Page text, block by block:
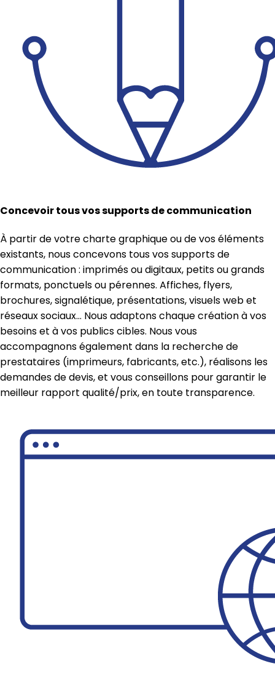
Concevoir tous vos supports de communication
À partir de votre charte graphique ou de vos éléments
existants, nous concevons tous vos supports de
communication : imprimés ou digitaux, petits ou grands
formats, ponctuels ou pérennes. Affiches, flyers,
brochures, signalétique, présentations, visuels web et
réseaux sociaux… Nous adaptons chaque création à vos
besoins et à vos publics cibles. Nous vous
accompagnons également dans la recherche de
prestataires (imprimeurs, fabricants, etc.), réalisons les
demandes de devis, et vous conseillons pour garantir le
meilleur rapport qualité/prix, en toute transparence.